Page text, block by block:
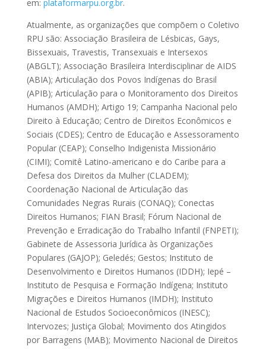
em: plataformarpu.org.br.
Atualmente, as organizações que compõem o Coletivo
RPU são: Associação Brasileira de Lésbicas, Gays,
Bissexuais, Travestis, Transexuais e Intersexos
(ABGLT); Associação Brasileira Interdisciplinar de AIDS
(ABIA); Articulação dos Povos Indígenas do Brasil
(APIB); Articulação para o Monitoramento dos Direitos
Humanos (AMDH); Artigo 19; Campanha Nacional pelo
Direito à Educação; Centro de Direitos Econômicos e
Sociais (CDES); Centro de Educação e Assessoramento
Popular (CEAP); Conselho Indigenista Missionário
(CIMI); Comitê Latino-americano e do Caribe para a
Defesa dos Direitos da Mulher (CLADEM);
Coordenação Nacional de Articulação das
Comunidades Negras Rurais (CONAQ); Conectas
Direitos Humanos; FIAN Brasil; Fórum Nacional de
Prevenção e Erradicação do Trabalho Infantil (FNPETI);
Gabinete de Assessoria Jurídica às Organizações
Populares (GAJOP); Geledés; Gestos; Instituto de
Desenvolvimento e Direitos Humanos (IDDH); Iepé –
Instituto de Pesquisa e Formação Indígena; Instituto
Migrações e Direitos Humanos (IMDH); Instituto
Nacional de Estudos Socioeconômicos (INESC);
Intervozes; Justiça Global; Movimento dos Atingidos
por Barragens (MAB); Movimento Nacional de Direitos